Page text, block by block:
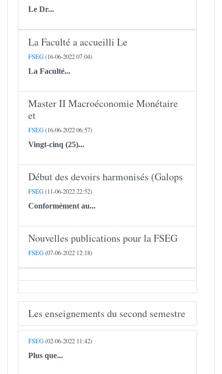
Le Dr...
La Faculté a accueilli Le
FSEG(16-06-2022 07:04)
La Faculté...
Master II Macroéconomie Monétaire
et
FSEG(16-06-2022 06:57)
Vingt-cinq (25)...
Début des devoirs harmonisés (Galops
FSEG(11-06-2022 22:52)
Conformément au...
Nouvelles publications pour la FSEG
FSEG(07-06-2022 12:18)
Les enseignements du second semestre
FSEG(02-06-2022 11:42)
Plus que...